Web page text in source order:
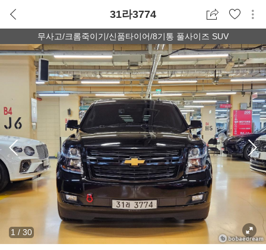
31라3774
무사고/크롬죽이기/신품타이어/8기통 풀사이즈 SUV
1 / 30